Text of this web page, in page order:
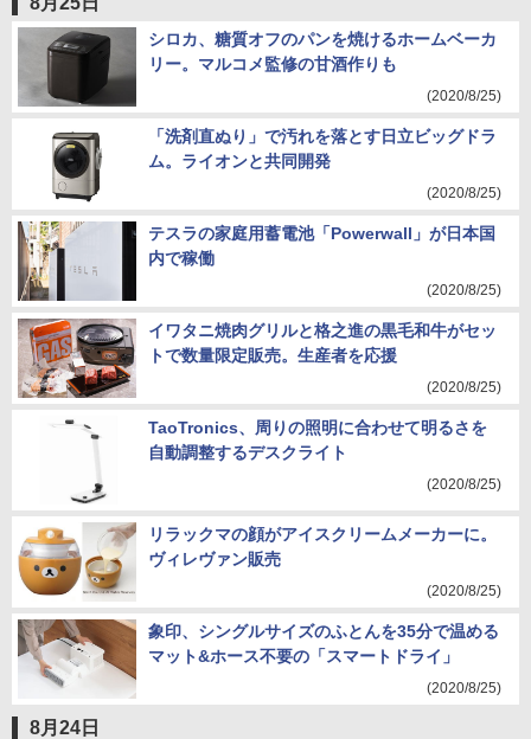
シロカ、糖質オフのパンを焼けるホームベーカ
リー。マルコメ監修の甘酒作りも
(2020/8/25)
「洗剤直ぬり」で汚れを落とす日立ビッグドラ
ム。ライオンと共同開発
(2020/8/25)
テスラの家庭用蓄電池「Powerwall」が日本国
内で稼働
(2020/8/25)
イワタニ焼肉グリルと格之進の黒毛和牛がセッ
トで数量限定販売。生産者を応援
(2020/8/25)
TaoTronics、周りの照明に合わせて明るさを
自動調整するデスクライト
(2020/8/25)
リラックマの顔がアイスクリームメーカーに。
ヴィレヴァン販売
(2020/8/25)
象印、シングルサイズのふとんを35分で温める
マット&ホース不要の「スマートドライ」
(2020/8/25)
8月24日